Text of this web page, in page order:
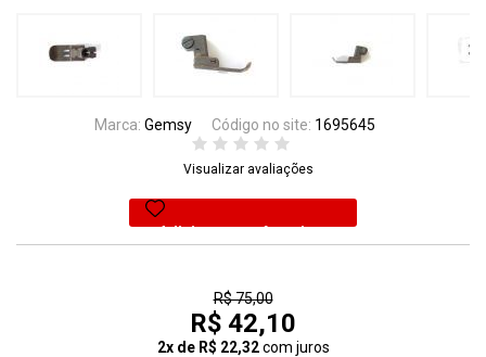
Marca: Gemsy Código no site: 1695645
Visualizar avaliações
Adicionar aos favoritos
R$ 75,00
R$ 42,10
2x de R$ 22,32 com juros